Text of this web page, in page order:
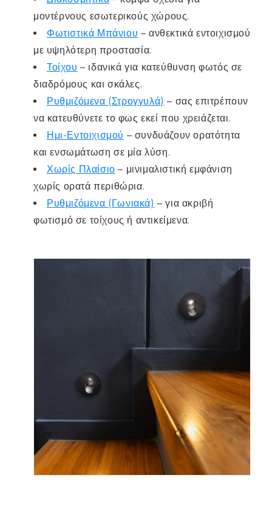
μοντέρνους εσωτερικούς χώρους.
Φωτιστικά Μπάνιου – ανθεκτικά εντοιχισμού
με υψηλότερη προστασία.
Τοίχου – ιδανικά για κατεύθυνση φωτός σε
διαδρόμους και σκάλες.
Ρυθμιζόμενα (Στρογγυλά) – σας επιτρέπουν
να κατευθύνετε το φως εκεί που χρειάζεται.
Ημι-Εντοιχισμού – συνδυάζουν ορατότητα
και ενσωμάτωση σε μία λύση.
Χωρίς Πλαίσιο – μινιμαλιστική εμφάνιση
χωρίς ορατά περιθώρια.
Ρυθμιζόμενα (Γωνιακά) – για ακριβή
φωτισμό σε τοίχους ή αντικείμενα.